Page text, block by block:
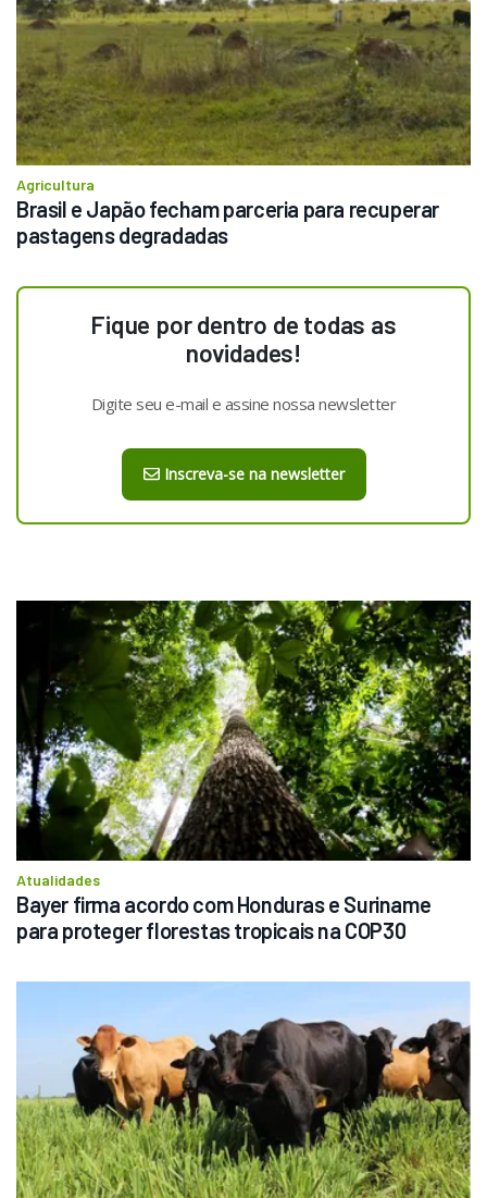
Agricultura
Brasil e Japão fecham parceria para recuperar
Fique por dentro de todas as
novidades!
Digite seu e-mail e assine nossa newsletter
Inscreva-se na newsletter
Atualidades
Bayer firma acordo com Honduras e Suriname
para proteger florestas tropicais na COP30